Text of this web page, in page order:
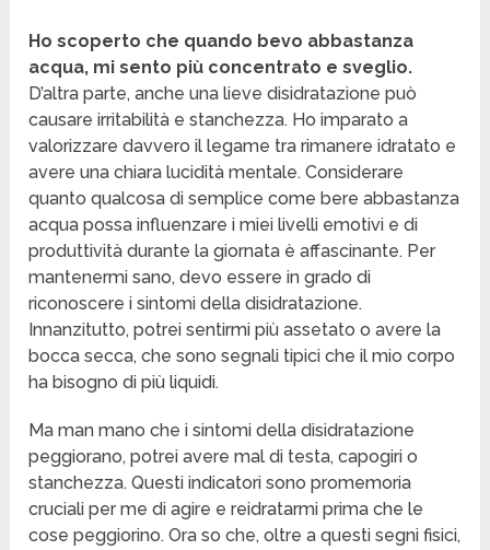
Ho scoperto che quando bevo abbastanza
acqua, mi sento più concentrato e sveglio.
D’altra parte, anche una lieve disidratazione può
causare irritabilità e stanchezza. Ho imparato a
valorizzare davvero il legame tra rimanere idratato e
avere una chiara lucidità mentale. Considerare
quanto qualcosa di semplice come bere abbastanza
acqua possa influenzare i miei livelli emotivi e di
produttività durante la giornata è affascinante. Per
mantenermi sano, devo essere in grado di
riconoscere i sintomi della disidratazione.
Innanzitutto, potrei sentirmi più assetato o avere la
bocca secca, che sono segnali tipici che il mio corpo
ha bisogno di più liquidi.
Ma man mano che i sintomi della disidratazione
peggiorano, potrei avere mal di testa, capogiri o
stanchezza. Questi indicatori sono promemoria
cruciali per me di agire e reidratarmi prima che le
cose peggiorino. Ora so che, oltre a questi segni fisici,